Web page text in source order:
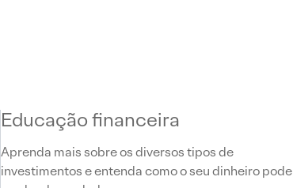
Educação financeira
Aprenda mais sobre os diversos tipos de
investimentos e entenda como o seu dinheiro pode